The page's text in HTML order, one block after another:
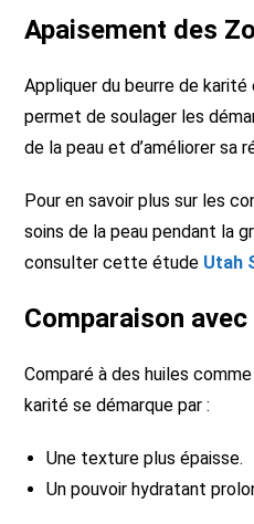
Apaisement des
Appliquer du beurre de karité
permet de soulager les
de la peau et d’améliorer sa
Pour en savoir plus sur les
soins de la peau pendant la
consulter cette étude Utah
Comparaison
Comparé à des huiles
karité se démarque par :
Une texture plus épaisse.
Un pouvoir hydratant